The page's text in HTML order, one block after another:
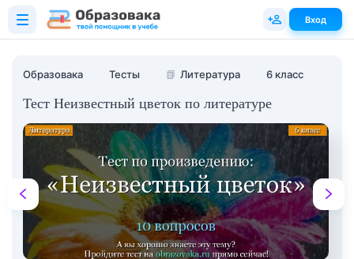
Образовака Тесты 📗 Литература 6 класс
Тест Неизвестный цветок по литературе
Вход